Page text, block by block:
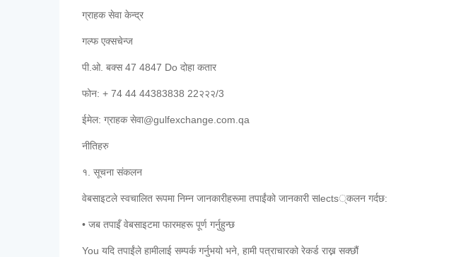
ग्राहक सेवा केन्द्र
गल्फ एक्सचेन्ज
पी.ओ. बक्स 47 4847 Do दोहा कतार
फोन: + 74 44 44383838 22२२२/3
ईमेल: ग्राहक सेवा@gulfexchange.com.qa
नीतिहरु
१. सूचना संकलन
वेबसाइटले स्वचालित रूपमा निम्न जानकारीहरूमा तपाईंको जानकारी सlects्कलन गर्दछ:
• जब तपाइँ वेबसाइटमा फारमहरू पूर्ण गर्नुहुन्छ
You यदि तपाईंले हामीलाई सम्पर्क गर्नुभयो भने, हामी पत्राचारको रेकर्ड राख्न सक्छौं